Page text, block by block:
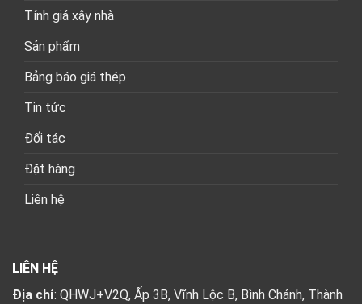
Tính giá xây nhà
Sản phẩm
Bảng báo giá thép
Tin tức
Đối tác
Đặt hàng
Liên hệ
LIÊN HỆ
Địa chỉ: QHWJ+V2Q, Ấp 3B, Vĩnh Lộc B, Bình Chánh, Thành